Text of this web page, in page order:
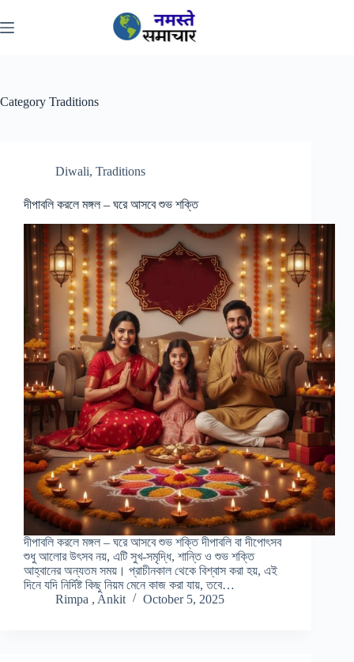
to
content
Category Traditions
Diwali, Traditions
দীপাবলি করলে মঙ্গল – ঘরে আসবে শুভ শক্তি
দীপাবলি করলে মঙ্গল – ঘরে আসবে শুভ শক্তি দীপাবলি বা দীপোৎসব
শুধু আলোর উৎসব নয়, এটি সুখ-সমৃদ্ধি, শান্তি ও শুভ শক্তি
আহ্বানের অন্যতম সময়। প্রাচীনকাল থেকে বিশ্বাস করা হয়, এই
দিনে যদি নির্দিষ্ট কিছু নিয়ম মেনে কাজ করা যায়, তবে…
Rimpa , Ankit
October 5, 2025